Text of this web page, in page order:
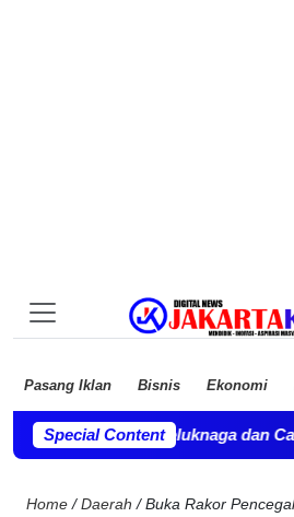
Pasang Iklan Bisnis Ekonomi
Special Content
Teluknaga dan Camat
Home / Daerah / Buka Rakor